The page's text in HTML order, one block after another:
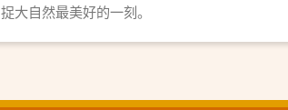
捉大自然最美好的一刻。